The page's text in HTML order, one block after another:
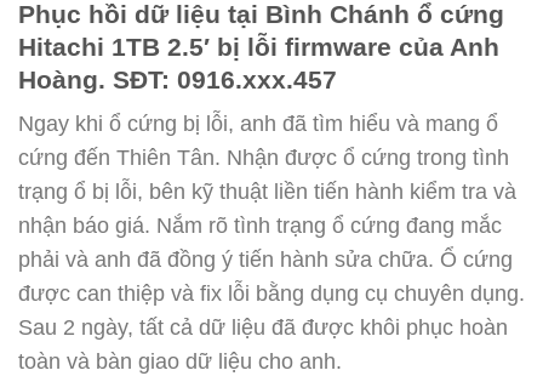
Phục hồi dữ liệu tại Bình Chánh ổ cứng
Hitachi 1TB 2.5′ bị lỗi firmware của Anh
Hoàng. SĐT: 0916.xxx.457
Ngay khi ổ cứng bị lỗi, anh đã tìm hiểu và mang ổ
cứng đến Thiên Tân. Nhận được ổ cứng trong tình
trạng ổ bị lỗi, bên kỹ thuật liền tiến hành kiểm tra và
nhận báo giá. Nắm rõ tình trạng ổ cứng đang mắc
phải và anh đã đồng ý tiến hành sửa chữa. Ổ cứng
được can thiệp và fix lỗi bằng dụng cụ chuyên dụng.
Sau 2 ngày, tất cả dữ liệu đã được khôi phục hoàn
toàn và bàn giao dữ liệu cho anh.